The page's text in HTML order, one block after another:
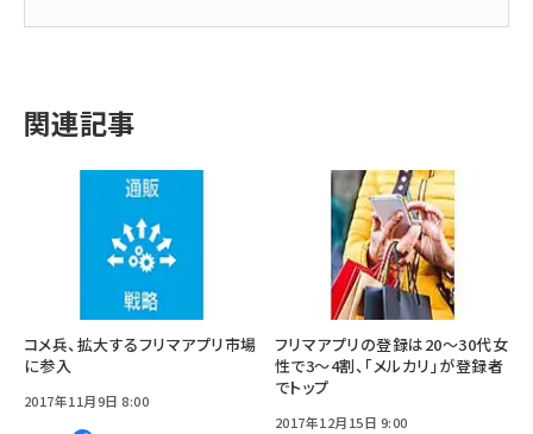
関連記事
コメ兵、拡大するフリマアプリ市場
に参入
2017年11月9日 8:00
フリマアプリの登録は20～30代女
性で3～4割、「メルカリ」が登録者
でトップ
2017年12月15日 9:00